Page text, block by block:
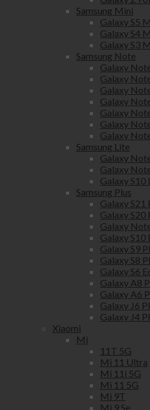
Samsung Mini
Galaxy S5
Galaxy S4
Galaxy S3
Samsung Note
Galaxy
Galaxy
Galaxy
Galaxy
Galaxy
Galaxy
Galaxy
Samsung Lite
Galaxy
Galaxy
Galaxy S10
Samsung Plus
Galaxy S21
Galaxy S20
Galaxy
Galaxy S10
Galaxy S9
Galaxy S8
Galaxy S6
Galaxy A8
Galaxy A6
Galaxy J6
Galaxy J4
Xiaomi
Mi
11T 5G
Mi 11 Ultra
Mi 11i 5G
Mi 11 5G
Mi 9T
Mi 9 Se